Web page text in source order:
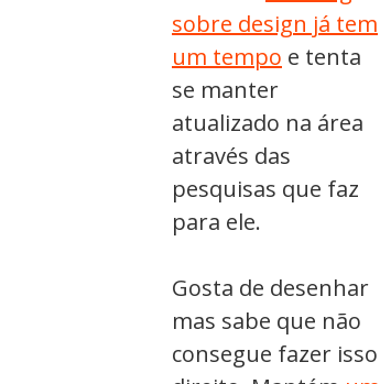
sobre design já tem
um tempo e tenta
se manter
atualizado na área
através das
pesquisas que faz
para ele.
Gosta de desenhar
mas sabe que não
consegue fazer isso